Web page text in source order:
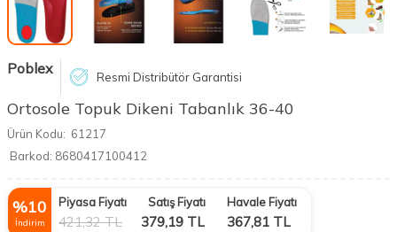
Poblex Resmi Distribütör Garantisi
Ortosole Topuk Dikeni Tabanlık 36-40
Ürün Kodu: 61217
Barkod: 8680417100412
%10
İndirim
Piyasa Fiyatı
421,32TL
Satış Fiyatı
379,19 TL
Havale Fiyatı
367,81 TL